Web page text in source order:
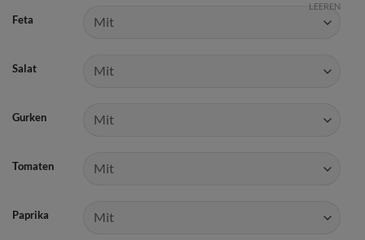
Feta
Salat
Gurken
Tomaten
Paprika
LEEREN